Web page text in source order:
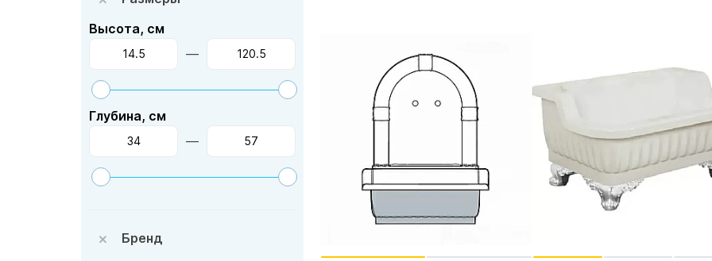
Высота, см
—
Глубина, см
—
Бренд